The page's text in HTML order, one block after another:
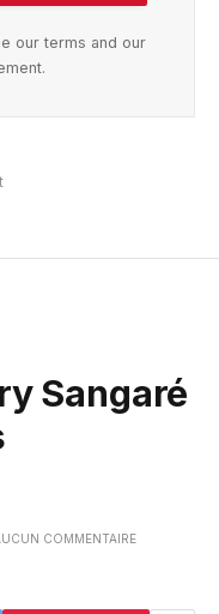
our terms and our
Sangaré
COMMENTAIRE